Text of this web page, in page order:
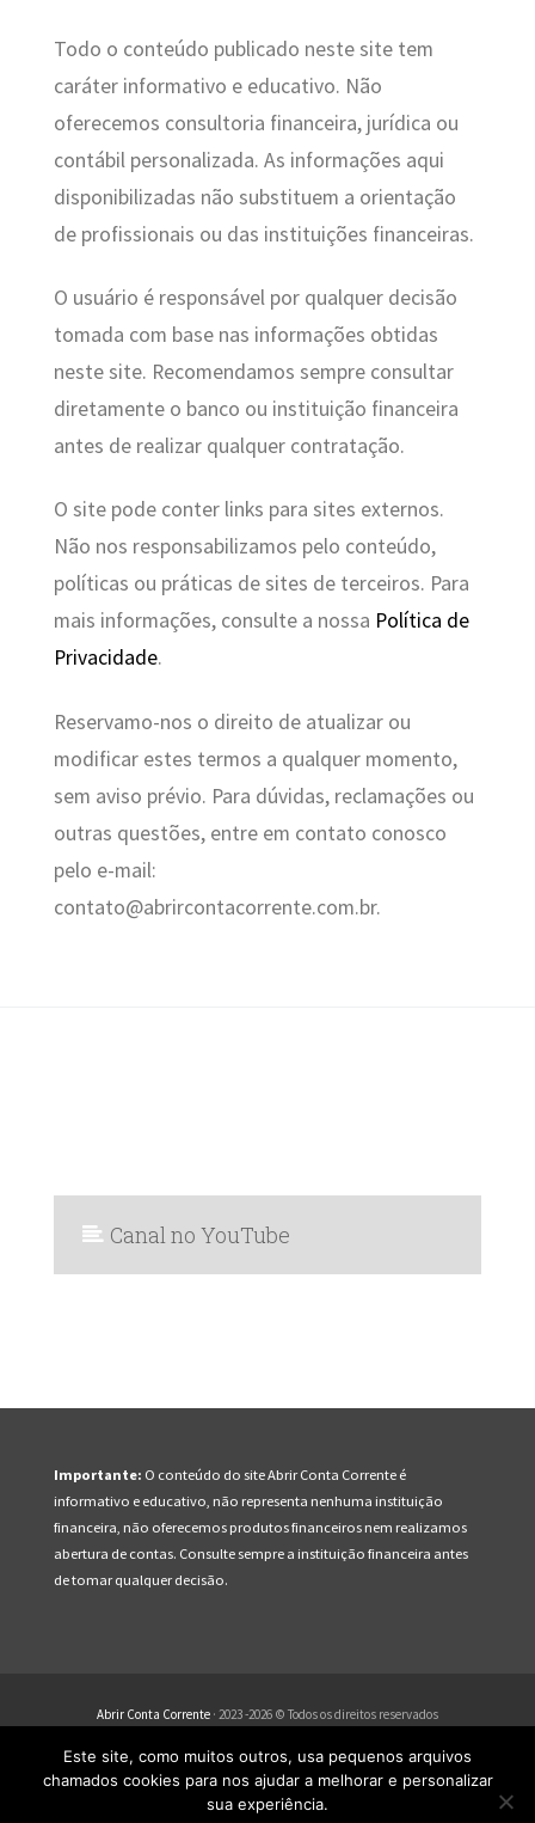
Todo o conteúdo publicado neste site tem
caráter informativo e educativo. Não
oferecemos consultoria financeira, jurídica ou
contábil personalizada. As informações aqui
disponibilizadas não substituem a orientação
de profissionais ou das instituições financeiras.
O usuário é responsável por qualquer decisão
tomada com base nas informações obtidas
neste site. Recomendamos sempre consultar
diretamente o banco ou instituição financeira
antes de realizar qualquer contratação.
O site pode conter links para sites externos.
Não nos responsabilizamos pelo conteúdo,
políticas ou práticas de sites de terceiros. Para
mais informações, consulte a nossa Política de
Privacidade.
Reservamo-nos o direito de atualizar ou
modificar estes termos a qualquer momento,
sem aviso prévio. Para dúvidas, reclamações ou
outras questões, entre em contato conosco
pelo e-mail:
contato@abrircontacorrente.com.br.
Canal no YouTube
Importante: O conteúdo do site Abrir Conta Corrente é
informativo e educativo, não representa nenhuma instituição
financeira, não oferecemos produtos financeiros nem realizamos
abertura de contas. Consulte sempre a instituição financeira antes
de tomar qualquer decisão.
Abrir Conta Corrente · 2023 -2026 © Todos os direitos reservados
Quem Somos Códigos Bancos
Termos de Uso Política de Privacidade Contato
Este site, como muitos outros, usa pequenos arquivos
chamados cookies para nos ajudar a melhorar e personalizar
sua experiência.